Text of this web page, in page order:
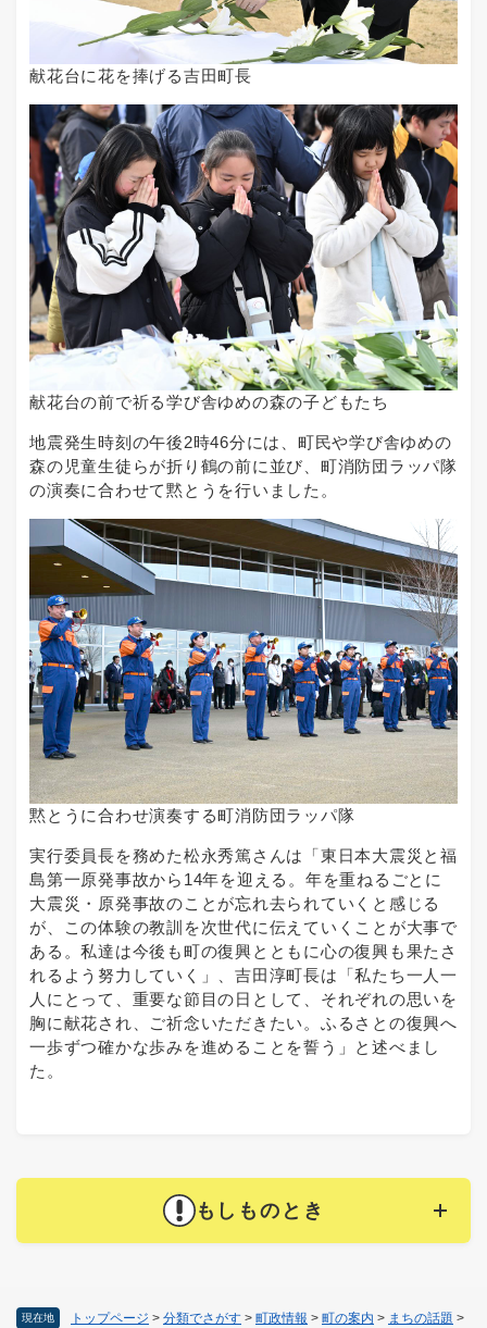
現在地 トップページ > 分類でさがす > 町政情報 > 町の案内 > まちの話題 >
献花台に花を捧げる吉田町長
献花台の前で祈る学び舎ゆめの森の子どもたち
地震発生時刻の午後2時46分には、町民や学び舎ゆめの
森の児童生徒らが折り鶴の前に並び、町消防団ラッパ隊
の演奏に合わせて黙とうを行いました。
黙とうに合わせ演奏する町消防団ラッパ隊
実行委員長を務めた松永秀篤さんは「東日本大震災と福
島第一原発事故から14年を迎える。年を重ねるごとに
大震災・原発事故のことが忘れ去られていくと感じる
が、この体験の教訓を次世代に伝えていくことが大事で
ある。私達は今後も町の復興とともに心の復興も果たさ
れるよう努力していく」、吉田淳町長は「私たち一人一
人にとって、重要な節目の日として、それぞれの思いを
胸に献花され、ご祈念いただきたい。ふるさとの復興へ
一歩ずつ確かな歩みを進めることを誓う」と述べまし
た。
もしものとき